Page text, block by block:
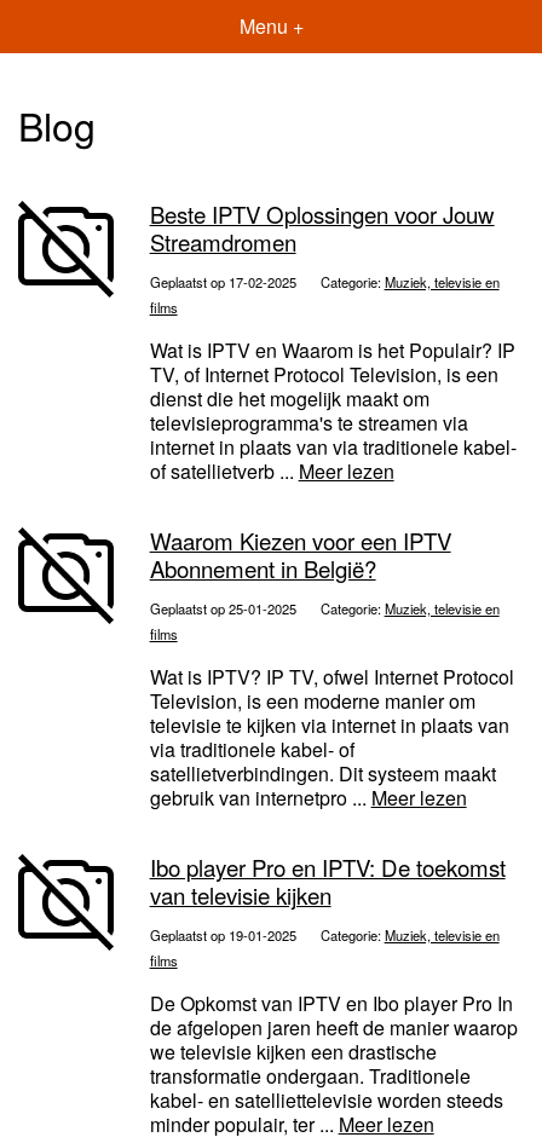
Menu +
Blog
Beste IPTV Oplossingen voor Jouw
Streamdromen
Geplaatst op 17-02-2025 Categorie:Muziek, televisie en
films
Wat is IPTV en Waarom is het Populair? IP
TV, of Internet Protocol Television, is een
dienst die het mogelijk maakt om
televisieprogramma's te streamen via
internet in plaats van via traditionele kabel-
of satellietverb ... Meer lezen
Waarom Kiezen voor een IPTV
Abonnement in België?
Geplaatst op 25-01-2025 Categorie:Muziek, televisie en
films
Wat is IPTV? IP TV, ofwel Internet Protocol
Television, is een moderne manier om
televisie te kijken via internet in plaats van
via traditionele kabel- of
satellietverbindingen. Dit systeem maakt
gebruik van internetpro ... Meer lezen
Ibo player Pro en IPTV: De toekomst
van televisie kijken
Geplaatst op 19-01-2025 Categorie:Muziek, televisie en
films
De Opkomst van IPTV en Ibo player Pro In
de afgelopen jaren heeft de manier waarop
we televisie kijken een drastische
transformatie ondergaan. Traditionele
kabel- en satelliettelevisie worden steeds
minder populair, ter ... Meer lezen